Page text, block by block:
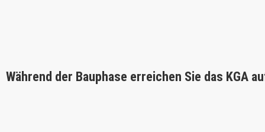
Während der Bauphase erreichen Sie das KGA